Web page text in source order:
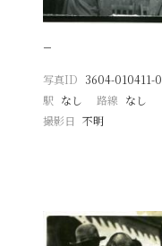
−
写真ID 3604-010411-0
駅 なし 路線 なし
撮影日
不明